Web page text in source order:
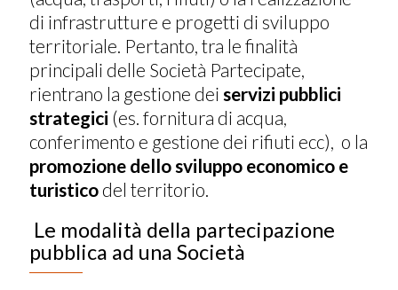
di infrastrutture e progetti di sviluppo
territoriale. Pertanto, tra le finalità
principali delle Società Partecipate,
rientrano la gestione dei servizi pubblici
strategici (es. fornitura di acqua,
conferimento e gestione dei rifiuti ecc), o la
promozione dello sviluppo economico e
turistico del territorio.
Le modalità della partecipazione
pubblica ad una Società